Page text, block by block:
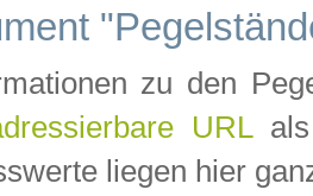
zu den
URLals
liegen hier